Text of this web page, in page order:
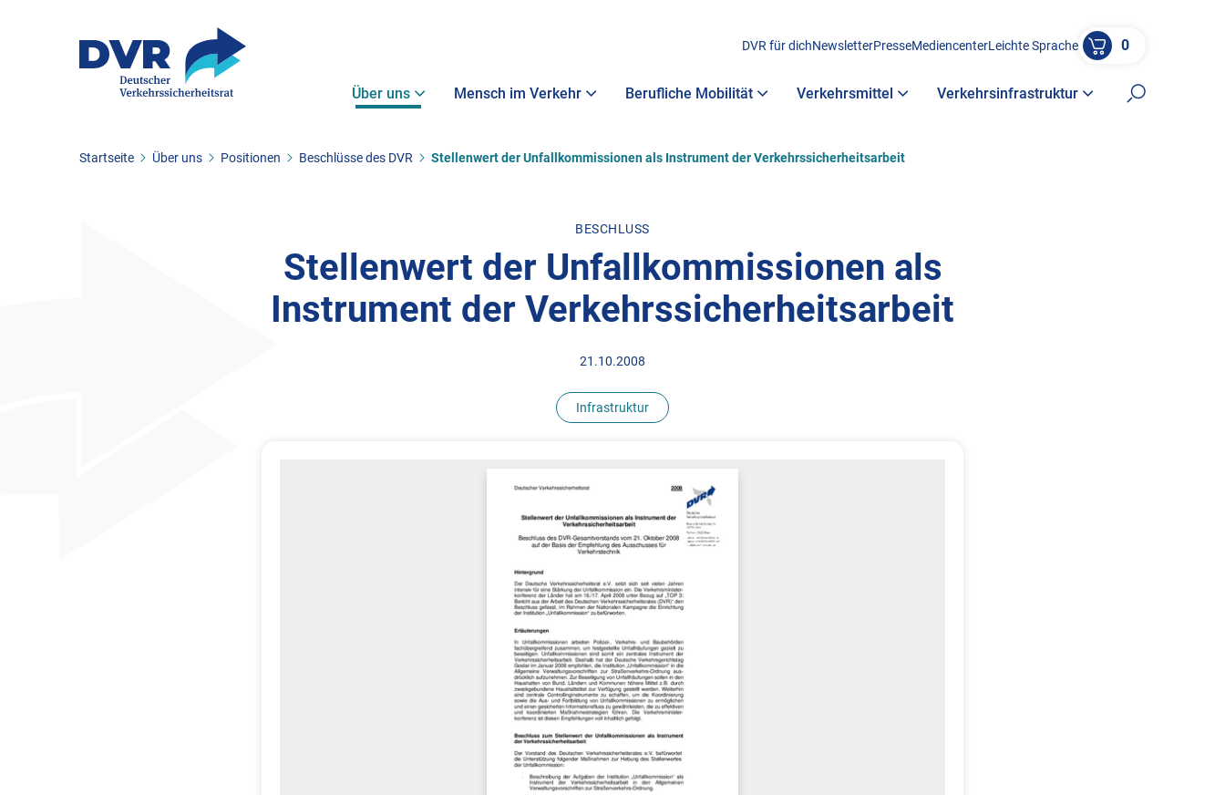
DVR für dichNewsletterPresseMediencenterLeichte Sprache 0
Über uns Mensch im Verkehr Berufliche Mobilität Verkehrsmittel Verkehrsinfrastruktur
Suche
Sie befinden sich hier:
Startseite Über uns Positionen Beschlüsse des DVR Stellenwert der Unfallkommissionen als Instrument der Verkehrssicherheitsarbeit
BESCHLUSS
Stellenwert der Unfallkommissionen als
Instrument der Verkehrssicherheitsarbeit
21.10.2008
Infrastruktur